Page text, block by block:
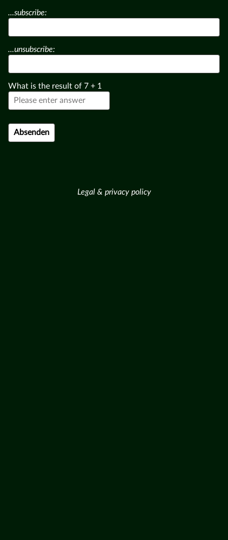
...subscribe:
...unsubscribe:
What is the result of 7 + 1
Legal & privacy policy